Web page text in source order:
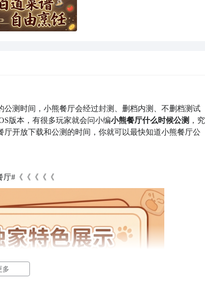
测时间，小熊餐厅会经过封测、删档内测、不删档测试
版本，有很多玩家就会问小编小熊餐厅什么时候公测 ，究
开放下载和公测的时间，你就可以最快知道小熊餐厅公
厅#《《《《《
多